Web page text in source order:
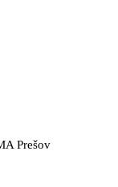
Prešov